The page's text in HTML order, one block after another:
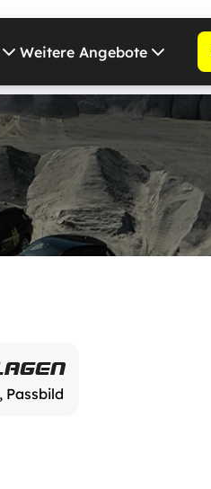
Passbild
Weitere Angebote